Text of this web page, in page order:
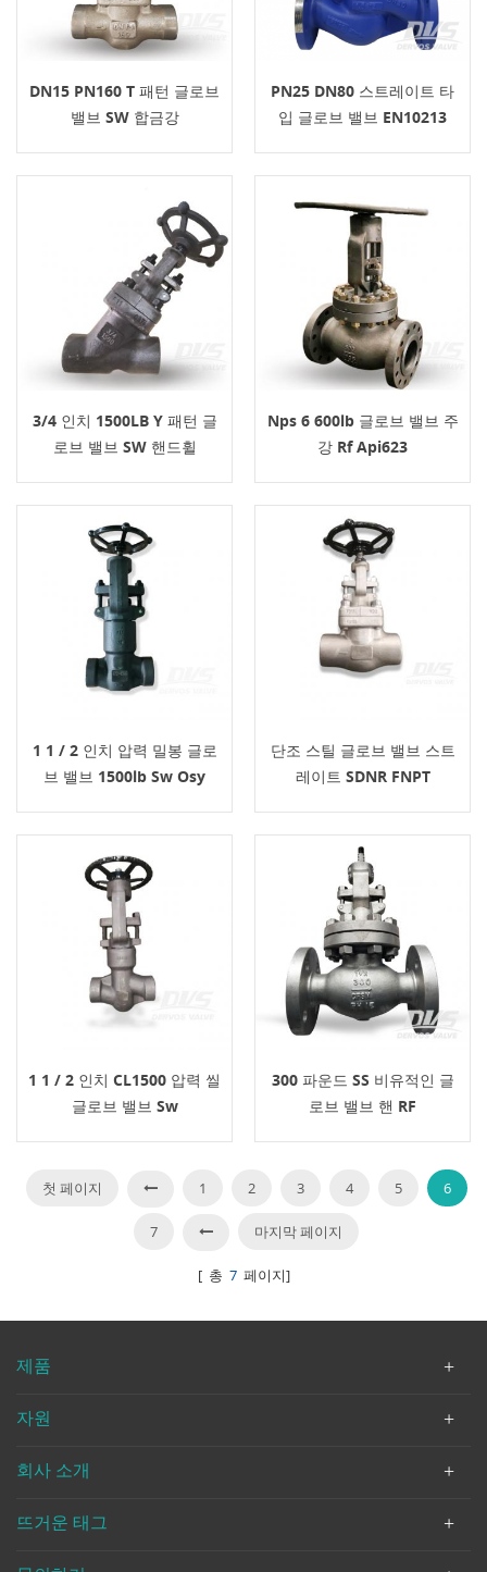
DN15 PN160 T 패턴 글로브
밸브 SW 합금강
PN25 DN80 스트레이트 타
입 글로브 밸브 EN10213
3/4 인치 1500LB Y 패턴 글
로브 밸브 SW 핸드휠
Nps 6 600lb 글로브 밸브 주
강 Rf Api623
1 1 / 2 인치 압력 밀봉 글로
브 밸브 1500lb Sw Osy
단조 스틸 글로브 밸브 스트
레이트 SDNR FNPT
1 1 / 2 인치 CL1500 압력 씰
글로브 밸브 Sw
300 파운드 SS 비유적인 글
로브 밸브 핸 RF
첫 페이지 1 2 3 4 5 6
7 마지막 페이지
[ 총 7페이지]
제품
자원
회사 소개
뜨거운 태그